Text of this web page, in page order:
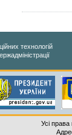
технологій
Усі права